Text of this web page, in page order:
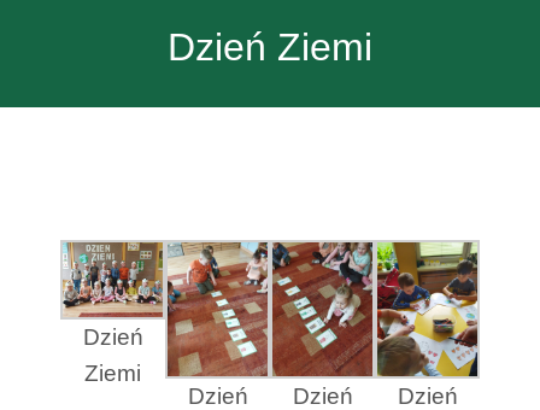
Dzień Ziemi
Dzień
Ziemi
Dzień
Dzień
Dzień